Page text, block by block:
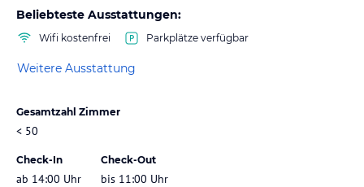
Beliebteste Ausstattungen:
Wifi kostenfrei Parkplätze verfügbar
Weitere Ausstattung
Gesamtzahl Zimmer
< 50
Check-In
ab 14:00 Uhr
Check-Out
bis 11:00 Uhr